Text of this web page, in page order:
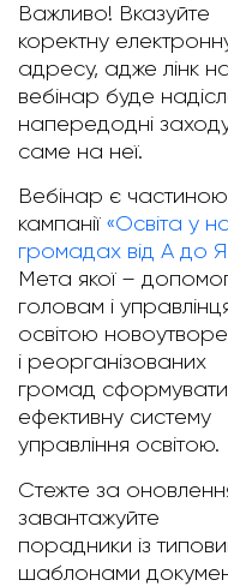
Важливо! Вказуйте
коректну
адресу, адже лінк
вебінар буде
напередодні
саме на неї.
Вебінар є частиною
кампанії «Освіта у
громадах від А до
Мета якої –
головам і
освітою
і реорганізованих
громад сформувати
ефективну систему
управління освітою.
Стежте за
завантажуйте
порадники із
шаблонами